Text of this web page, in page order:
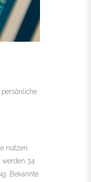
nutzen.
werden 34
Bekannte